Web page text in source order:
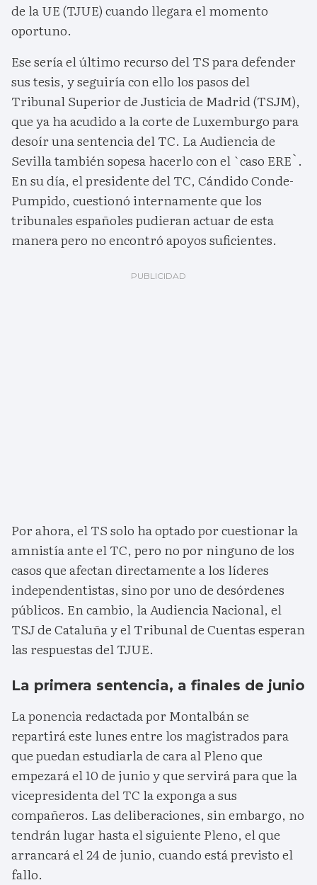
de la UE (TJUE) cuando llegara el momento
oportuno.
Ese sería el último recurso del TS para defender
sus tesis, y seguiría con ello los pasos del
Tribunal Superior de Justicia de Madrid (TSJM),
que ya ha acudido a la corte de Luxemburgo para
desoír una sentencia del TC. La Audiencia de
Sevilla también sopesa hacerlo con el `caso ERE`.
En su día, el presidente del TC, Cándido Conde-
Pumpido, cuestionó internamente que los
tribunales españoles pudieran actuar de esta
manera pero no encontró apoyos suficientes.
Por ahora, el TS solo ha optado por cuestionar la
amnistía ante el TC, pero no por ninguno de los
casos que afectan directamente a los líderes
independentistas, sino por uno de desórdenes
públicos. En cambio, la Audiencia Nacional, el
TSJ de Cataluña y el Tribunal de Cuentas esperan
las respuestas del TJUE.
La primera sentencia, a finales de junio
La ponencia redactada por Montalbán se
repartirá este lunes entre los magistrados para
que puedan estudiarla de cara al Pleno que
empezará el 10 de junio y que servirá para que la
vicepresidenta del TC la exponga a sus
compañeros. Las deliberaciones, sin embargo, no
tendrán lugar hasta el siguiente Pleno, el que
arrancará el 24 de junio, cuando está previsto el
fallo.